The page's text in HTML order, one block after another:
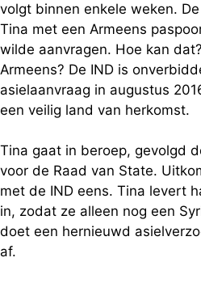
volgt binnen enkele weken.
Tina met een Armeens
wilde aanvragen. Hoe kan
Armeens? De IND is
asielaanvraag in augustus
een veilig land van herkomst.
Tina gaat in beroep, gevolgd
voor de Raad van State.
met de IND eens. Tina levert
in, zodat ze alleen nog een
doet een hernieuwd
af.